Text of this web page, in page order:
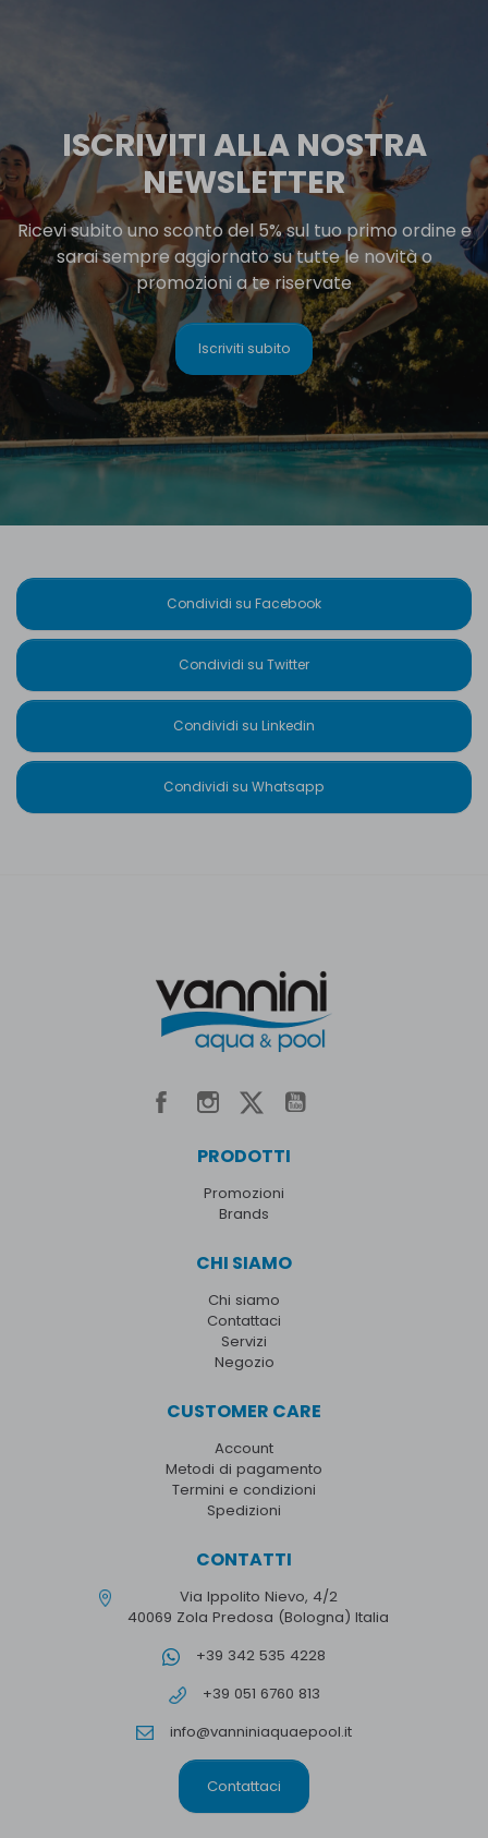
ISCRIVITI ALLA NOSTRA
NEWSLETTER
Ricevi subito uno sconto del 5% sul tuo primo ordine e
sarai sempre aggiornato su tutte le novità o
promozioni a te riservate
Iscriviti subito
Condividi su Facebook
Condividi su Twitter
Condividi su Linkedin
Condividi su Whatsapp
PRODOTTI
Promozioni
Brands
CHI SIAMO
Chi siamo
Contattaci
Servizi
Negozio
CUSTOMER CARE
Account
Metodi di pagamento
Termini e condizioni
Spedizioni
CONTATTI
Via Ippolito Nievo, 4/2
40069 Zola Predosa (Bologna) Italia
+39 342 535 4228
+39 051 6760 813
info@vanniniaquaepool.it
Contattaci